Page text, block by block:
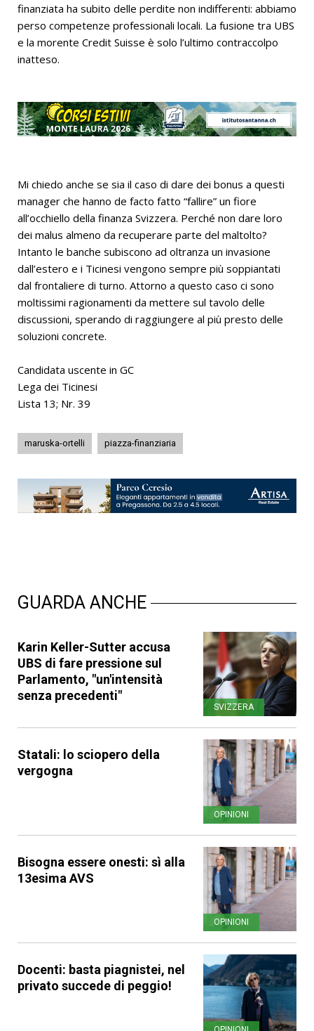
finanziata ha subito delle perdite non indifferenti: abbiamo
perso competenze professionali locali. La fusione tra UBS
e la morente Credit Suisse è solo l’ultimo contraccolpo
inatteso.
Mi chiedo anche se sia il caso di dare dei bonus a questi
manager che hanno de facto fatto “fallire” un fiore
all’occhiello della finanza Svizzera. Perché non dare loro
dei malus almeno da recuperare parte del maltolto?
Intanto le banche subiscono ad oltranza un invasione
dall’estero e i Ticinesi vengono sempre più soppiantati
dal frontaliere di turno. Attorno a questo caso ci sono
moltissimi ragionamenti da mettere sul tavolo delle
discussioni, sperando di raggiungere al più presto delle
soluzioni concrete.
Candidata uscente in GC
Lega dei Ticinesi
Lista 13; Nr. 39
maruska-ortelli piazza-finanziaria
GUARDA ANCHE
Karin Keller-Sutter accusa
UBS di fare pressione sul
Parlamento, "un'intensità
senza precedenti"
SVIZZERA
Statali: lo sciopero della
vergogna
OPINIONI
Bisogna essere onesti: sì alla
13esima AVS
OPINIONI
Docenti: basta piagnistei, nel
privato succede di peggio!